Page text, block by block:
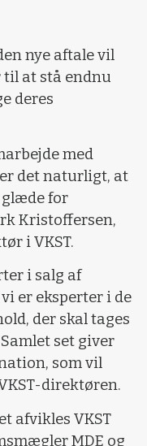
nye aftale vil
til at stå endnu
deres
med
det naturligt, at
glæde for
Kristoffersen,
i VKST.
i salg af
er eksperter i de
der skal tages
set giver
som vil
direktøren.
afvikles VKST
MDE og